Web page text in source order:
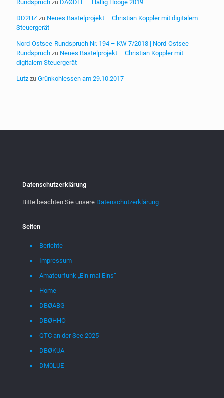
Rundspruch zu DAØDFF – Hallig Hooge 2019
DD2HZ zu Neues Bastelprojekt – Christian Koppler mit digitalem
Steuergerät
Nord-Ostsee-Rundspruch Nr. 194 – KW 7/2018 | Nord-Ostsee-
Rundspruch zu Neues Bastelprojekt – Christian Koppler mit
digitalem Steuergerät
Lutz zu Grünkohlessen am 29.10.2017
Datenschutzerklärung
Bitte beachten Sie unsere Datenschutzerklärung
Seiten
Berichte
Impressum
Amateurfunk „Ein mal Eins“
Home
DBØABG
DBØHHO
QTC an der See 2025
DBØKUA
DM0LUE